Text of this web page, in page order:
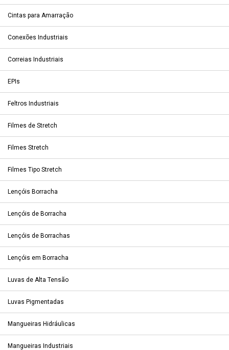
Cintas para Amarração
Conexões Industriais
Correias Industriais
EPIs
Feltros Industriais
Filmes de Stretch
Filmes Stretch
Filmes Tipo Stretch
Lençóis Borracha
Lençóis de Borracha
Lençóis de Borrachas
Lençóis em Borracha
Luvas de Alta Tensão
Luvas Pigmentadas
Mangueiras Hidráulicas
Mangueiras Industriais